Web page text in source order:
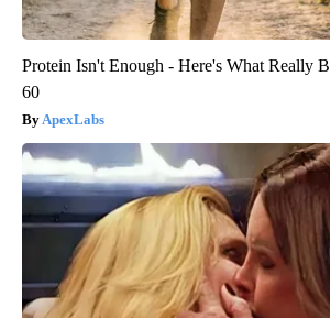
Protein Isn't Enough - Here's What Really
60
ApexLabs